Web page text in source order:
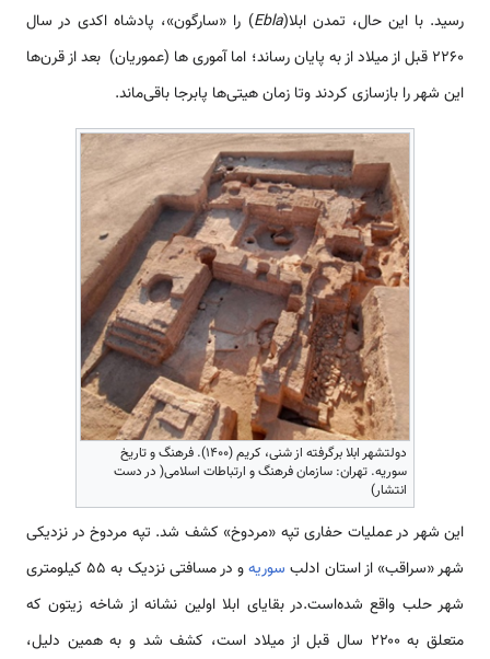
رسید. با این حال، تمدن ابلا(Ebla) را «سارگون»، پادشاه اکدی در سال
۲۲۶۰ قبل از میلاد از به پایان رساند؛ اما آموری ها (عموریان) بعد از قرن‌ها
این شهر را بازسازی کردند وتا زمان هیتی‌ها پابرجا باقی‌ماند.
دولتشهر ابلا برگرفته از شنی، کریم (۱۴۰۰). فرهنگ و تاریخ
سوریه. تهران: سازمان فرهنگ و ارتباطات اسلامی( در دست
انتشار)
این شهر در عملیات حفاری تپه «مردوخ» کشف شد. تپه مردوخ در نزدیکی
شهر «سراقب» از استان ادلب سوریه
و در مسافتی نزدیک به ۵۵ کیلومتری
شهر حلب واقع شده‌است.در بقایای ابلا اولین نشانه از شاخه زیتون که
متعلق به ۲۲۰۰ سال قبل از میلاد است، کشف شد و به همین دلیل،